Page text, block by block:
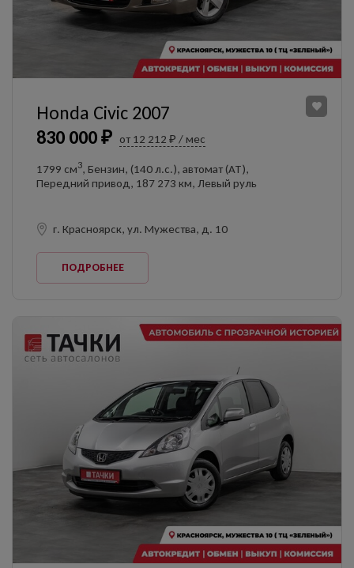
830 000 ₽ от 12 212 ₽ / мес
Honda Civic 2007
1799 см3, Бензин, (140 л.с.), автомат (AT),
Передний привод, 187 273 км, Левый руль
г. Красноярск, ул. Мужества, д. 10
ПОДРОБНЕЕ